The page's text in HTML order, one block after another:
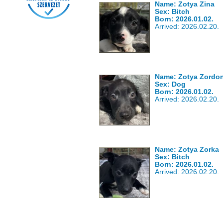
Name: Zotya Zina
Sex: Bitch
Born: 2026.01.02.
Arrived: 2026.02.20.
Name: Zotya
Sex: Dog
Born: 2026.01.02.
Arrived: 2026.02.20.
Name: Zotya Zorka
Sex: Bitch
Born: 2026.01.02.
Arrived: 2026.02.20.